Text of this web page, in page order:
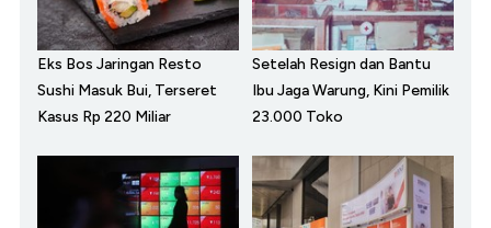
Eks Bos Jaringan Resto
Sushi Masuk Bui, Terseret
Kasus Rp 220 Miliar
Setelah Resign dan Bantu
Ibu Jaga Warung, Kini Pemilik
23.000 Toko